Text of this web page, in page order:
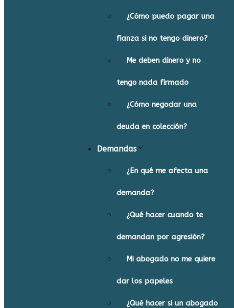
¿Cómo puedo pagar una
fianza si no tengo dinero?
Me deben dinero y no
tengo nada firmado
¿Cómo negociar una
deuda en colección?
Demandas
¿En qué me afecta una
demanda?
¿Qué hacer cuando te
demandan por agresión?
Mi abogado no me quiere
dar los papeles
¿Qué hacer si un abogado